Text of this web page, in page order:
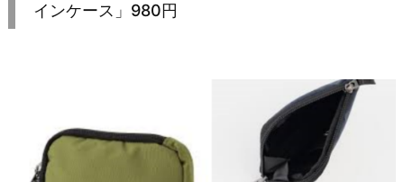
インケース」980円